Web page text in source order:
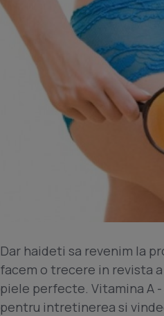
Dar haideti sa revenim la
facem o trecere in revista
piele perfecte. Vitamina A
pentru intretinerea si